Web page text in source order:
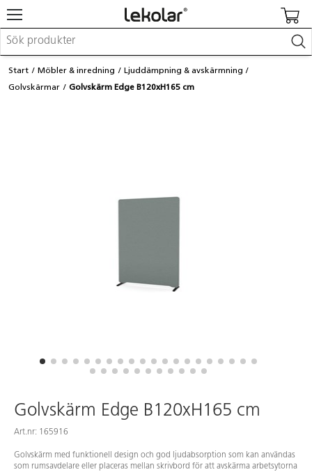
Möbler & inredning
Lekplatsutrustning & utemiljö
Start Möbler & inredning
Ljuddämpning & avskärmning
Golvskärmar
Golvskärm Edge B120xH165 cm
Golvskärm Edge B120xH165 cm
Art.nr: 165916
Golvskärm med funktionell design och god ljudabsorption som kan användas
som rumsavdelare eller placeras mellan skrivbord för att avskärma arbetsytorna